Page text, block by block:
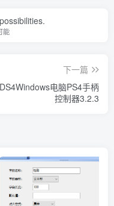
能
下一篇
DS4Windows电脑PS4手柄
控制器3.2.3